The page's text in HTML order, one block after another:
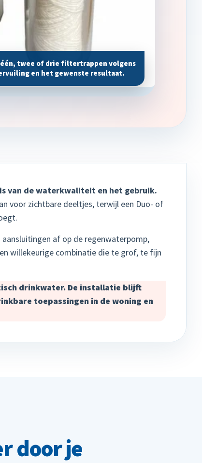
één, twee of drie filtertrappen volgens
en het gewenste resultaat.
van de waterkwaliteit en het gebruik.
voor zichtbare deeltjes, terwijl een Duo- of
af op de regenwaterpomp,
willekeurige combinatie die te grof, te fijn
drinkwater. De installatie blijft
toepassingen in de woning en
door je